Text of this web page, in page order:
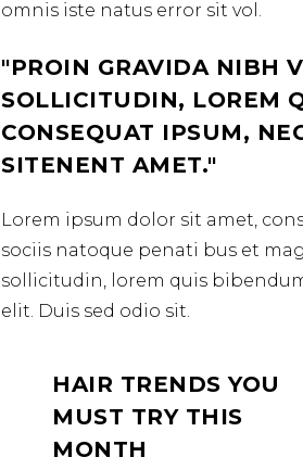
omnis iste natus error sit vol.
PROIN GRAVIDA NIBH
SOLLICITUDIN, LOREM
CONSEQUAT IPSUM,
SITENENT AMET.
Lorem ipsum dolor sit amet,
sociis natoque penati bus et
sollicitudin, lorem quis
elit. Duis sed odio sit.
HAIR TRENDS YOU
MUST TRY THIS
MONTH